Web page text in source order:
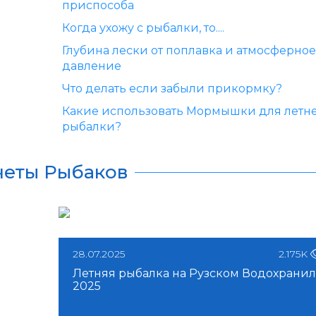
приспособа
Когда ухожу с рыбалки, то....
Глубина лески от поплавка и атмосферное
давление
Что делать если забыли прикормку?
Какие использовать Мормышки для
рыбалки?
Рыбаков
28.07.2025 2.175K
Летняя рыбалка на Рузском
2025